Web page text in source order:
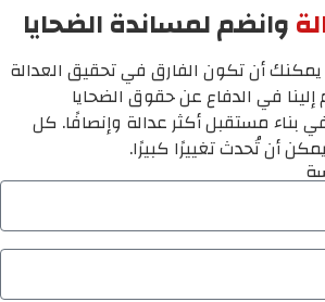
وانضم لمساندة الضحايا
أن تكون الفارق في تحقيق العدالة
في الدفاع عن حقوق الضحايا
بناء مستقبل أكثر عدالة وإنصافًا. كل
أن تُحدث تغييرًا كبيرًا.